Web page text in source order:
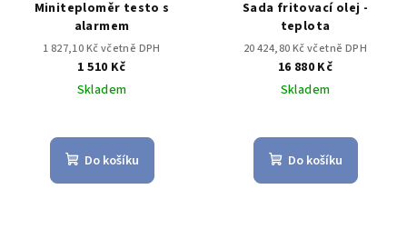
Miniteploměr testo s
alarmem
1 827,10 Kč včetně DPH
1 510 Kč
Skladem
Do košíku
Sada fritovací olej -
teplota
20 424,80 Kč včetně DPH
16 880 Kč
Skladem
Do košíku